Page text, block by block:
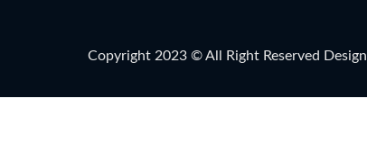
Copyright 2023 © All Right Reserved